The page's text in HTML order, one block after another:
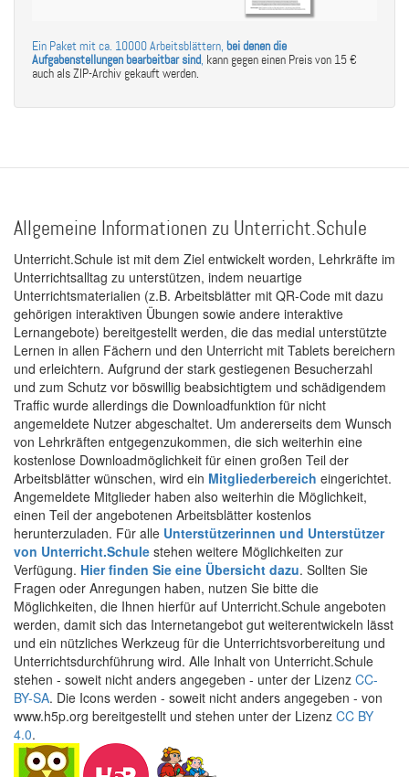
Ein Paket mit ca. 10000 Arbeitsblättern, bei denen die
Aufgabenstellungen bearbeitbar sind, kann gegen einen Preis von 15 €
auch als ZIP-Archiv gekauft werden.
Allgemeine Informationen zu Unterricht.Schule
Unterricht.Schule ist mit dem Ziel entwickelt worden, Lehrkräfte im
Unterrichtsalltag zu unterstützen, indem neuartige
Unterrichtsmaterialien (z.B. Arbeitsblätter mit QR-Code mit dazu
gehörigen interaktiven Übungen sowie andere interaktive
Lernangebote) bereitgestellt werden, die das medial unterstützte
Lernen in allen Fächern und den Unterricht mit Tablets bereichern
und erleichtern. Aufgrund der stark gestiegenen Besucherzahl
und zum Schutz vor böswillig beabsichtigtem und schädigendem
Traffic wurde allerdings die Downloadfunktion für nicht
angemeldete Nutzer abgeschaltet. Um andererseits dem Wunsch
von Lehrkräften entgegenzukommen, die sich weiterhin eine
kostenlose Downloadmöglichkeit für einen großen Teil der
Arbeitsblätter wünschen, wird ein Mitgliederbereich eingerichtet.
Angemeldete Mitglieder haben also weiterhin die Möglichkeit,
einen Teil der angebotenen Arbeitsblätter kostenlos
herunterzuladen. Für alle Unterstützerinnen und Unterstützer
von Unterricht.Schule stehen weitere Möglichkeiten zur
Verfügung. Hier finden Sie eine Übersicht dazu. Sollten Sie
Fragen oder Anregungen haben, nutzen Sie bitte die
Möglichkeiten, die Ihnen hierfür auf Unterricht.Schule angeboten
werden, damit sich das Internetangebot gut weiterentwickeln lässt
und ein nützliches Werkzeug für die Unterrichtsvorbereitung und
Unterrichtsdurchführung wird. Alle Inhalt von Unterricht.Schule
stehen - soweit nicht anders angegeben - unter der Lizenz CC-
BY-SA. Die Icons werden - soweit nicht anders angegeben - von
www.h5p.org bereitgestellt und stehen unter der Lizenz CC BY
4.0.